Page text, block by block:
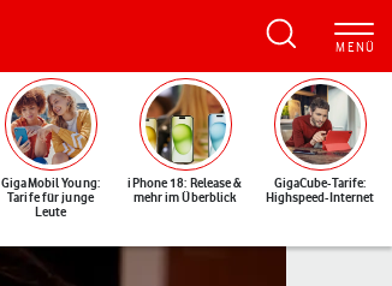
GigaMobil Young:
Tarife für junge
Leute
iPhone 18: Release &
mehr im Überblick
GigaCube-Tarife:
Highspeed-Internet